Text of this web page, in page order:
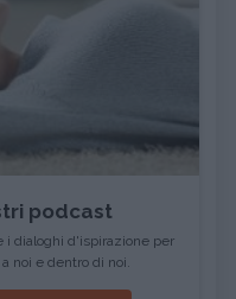
podcast
i dialoghi d'ispirazione per
noi e dentro di noi.